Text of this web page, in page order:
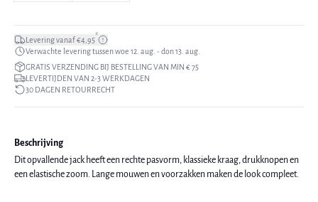
Levering vanaf €4,95*
Verwachte levering tussen woe 12. aug. - don 13. aug.
GRATIS VERZENDING BIJ BESTELLING VAN MIN € 75
LEVERTIJDEN VAN 2-3 WERKDAGEN
30 DAGEN RETOURRECHT
Beschrijving
Dit opvallende jack heeft een rechte pasvorm, klassieke kraag, drukknopen en
een elastische zoom. Lange mouwen en voorzakken maken de look compleet.